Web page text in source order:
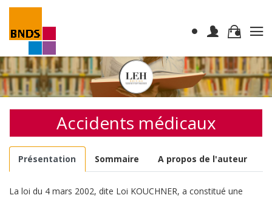
Accidents médicaux
Présentation Sommaire A propos de l'auteur
La loi du 4 mars 2002, dite Loi KOUCHNER, a constitué une